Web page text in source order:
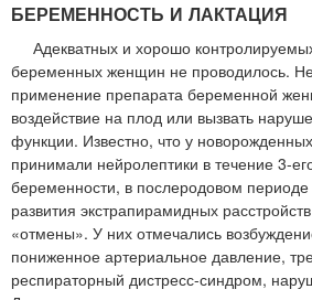
БЕРЕМЕННОСТЬ И ЛАКТАЦИЯ
Адекватных и хорошо
беременных женщин не проводилось.
применение препарата беременной
воздействие на плод или вызвать
функции. Известно, что у
принимали нейролептики в течение 3-
беременности, в послеродовом периоде
развития экстрапирамидных
«отмены». У них отмечались
пониженное артериальное давление,
респираторный дистресс-синдром,